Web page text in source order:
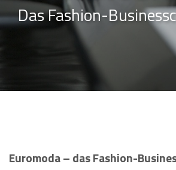
Das Fashion-
Euromoda – das Fashion-